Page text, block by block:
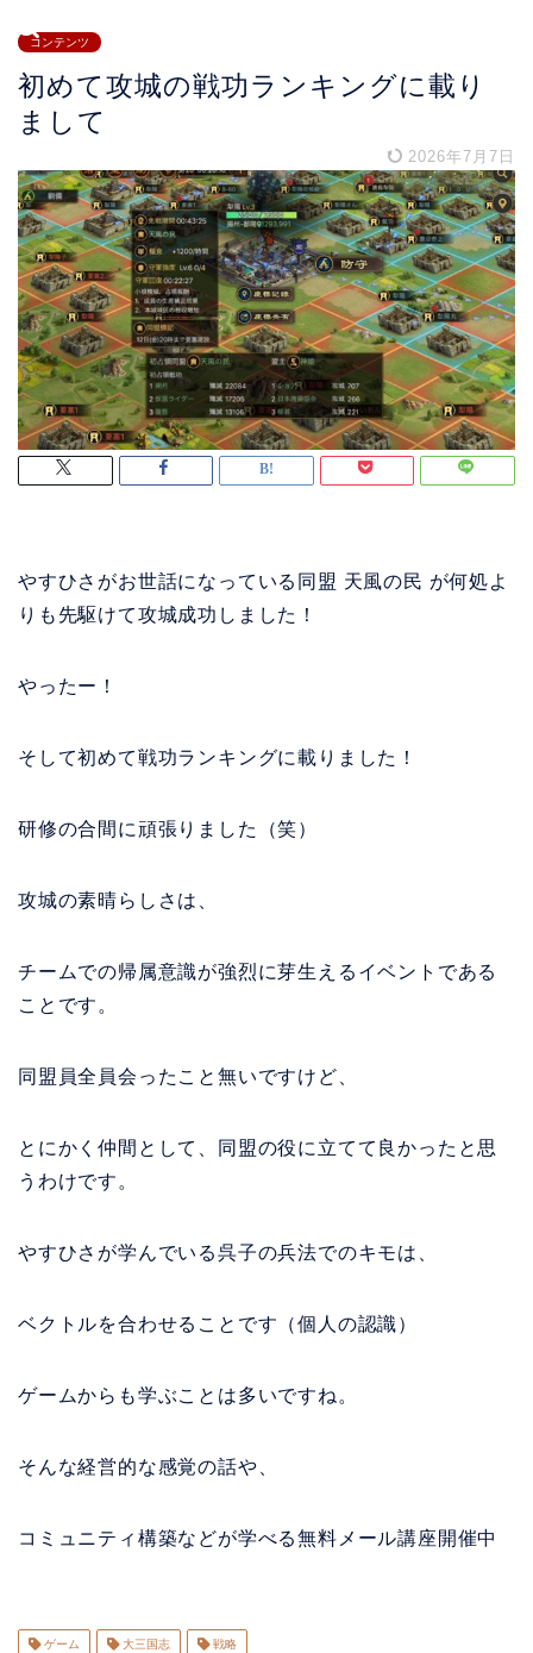
コンテンツ
初めて攻城の戦功ランキングに載り
まして
2026年7月7日
やすひさがお世話になっている同盟 天風の民 が何処よ
りも先駆けて攻城成功しました！
やったー！
そして初めて戦功ランキングに載りました！
研修の合間に頑張りました（笑）
攻城の素晴らしさは、
チームでの帰属意識が強烈に芽生えるイベントである
ことです。
同盟員全員会ったこと無いですけど、
とにかく仲間として、同盟の役に立てて良かったと思
うわけです。
やすひさが学んでいる呉子の兵法でのキモは、
ベクトルを合わせることです（個人の認識）
ゲームからも学ぶことは多いですね。
そんな経営的な感覚の話や、
コミュニティ構築などが学べる無料メール講座開催中
ゲーム 大三国志 戦略